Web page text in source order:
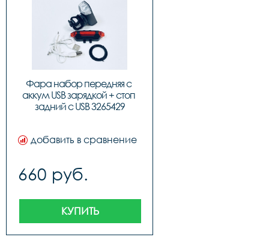
Фара набор передняя с
аккум USB зарядкой + стоп
задний с USB 3265429
добавить в сравнение
660 руб.
КУПИТЬ